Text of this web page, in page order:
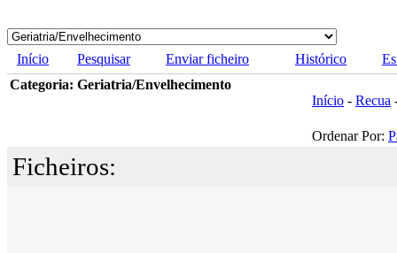
Início Pesquisar Enviar ficheiro Histórico
Categoria: Geriatria/Envelhecimento
Início - Recua
Ordenar Por:
Ficheiros: